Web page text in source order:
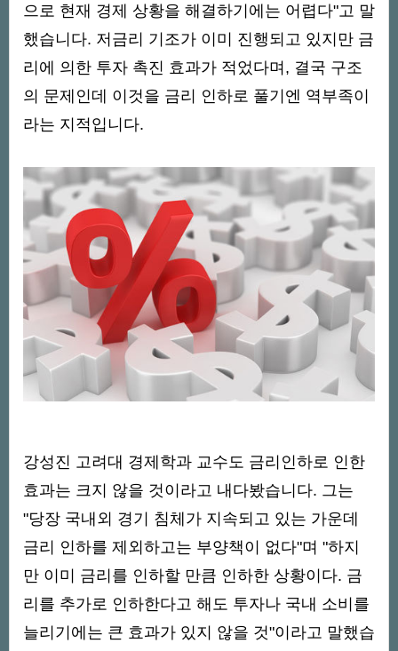
으로 현재 경제 상황을 해결하기에는 어렵다"고 말
했습니다. 저금리 기조가 이미 진행되고 있지만 금
리에 의한 투자 촉진 효과가 적었다며, 결국 구조
의 문제인데 이것을 금리 인하로 풀기엔 역부족이
라는 지적입니다.
강성진 고려대 경제학과 교수도 금리인하로 인한
효과는 크지 않을 것이라고 내다봤습니다. 그는
"당장 국내외 경기 침체가 지속되고 있는 가운데
금리 인하를 제외하고는 부양책이 없다"며 "하지
만 이미 금리를 인하할 만큼 인하한 상황이다. 금
리를 추가로 인하한다고 해도 투자나 국내 소비를
늘리기에는 큰 효과가 있지 않을 것"이라고 말했습